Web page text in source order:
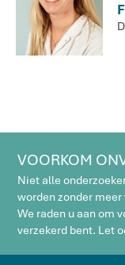
VOORKOM
Niet alle
worden zonder meer
We raden u aan om
verzekerd bent. Let